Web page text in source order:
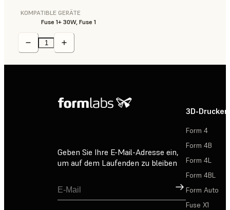
KOMPATIBLE GERÄTE
Fuse 1+ 30W, Fuse 1
Geben Sie Ihre E-Mail-Adresse ein,
um auf dem Laufenden zu bleiben
Registrieren
3D-Drucker
Form 4
Form 4B
Form 4L
Form 4BL
Form Auto
Fuse X1